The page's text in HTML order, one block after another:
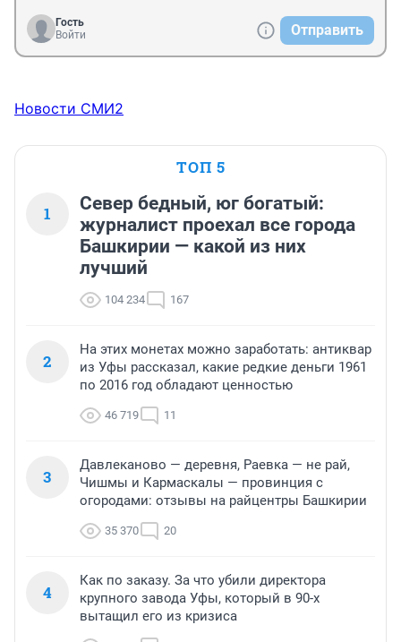
Гость
Войти
Отправить
Новости СМИ2
ТОП 5
1
Север бедный, юг богатый:
журналист проехал все города
Башкирии — какой из них
лучший
104 234 167
2
На этих монетах можно заработать: антиквар
из Уфы рассказал, какие редкие деньги 1961
по 2016 год обладают ценностью
46 719 11
3
Давлеканово — деревня, Раевка — не рай,
Чишмы и Кармаскалы — провинция с
огородами: отзывы на райцентры Башкирии
35 370 20
4
Как по заказу. За что убили директора
крупного завода Уфы, который в 90-х
вытащил его из кризиса